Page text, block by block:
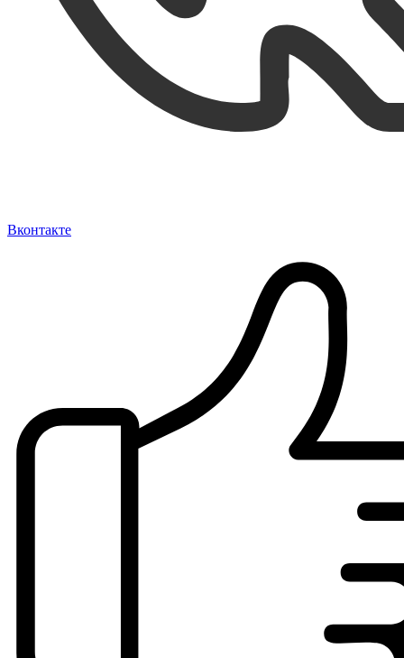
Вконтакте